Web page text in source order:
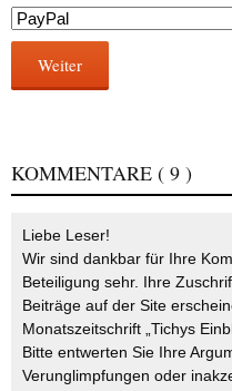
Weiter
KOMMENTARE ( 9 )
Liebe Leser!
Wir sind dankbar für Ihre
Beteiligung sehr. Ihre
Beiträge auf der Site
Monatszeitschrift „Tichys
Bitte entwerten Sie Ihre
Verunglimpfungen oder